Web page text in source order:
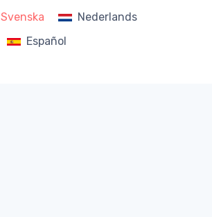
Svenska
Nederlands
Español